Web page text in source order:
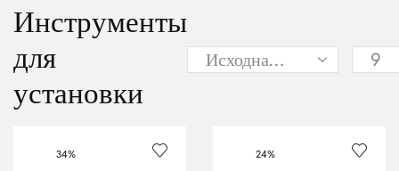
Инструменты
для
установки
34% 24%